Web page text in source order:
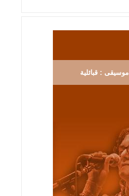
موسيقى : قبائلية